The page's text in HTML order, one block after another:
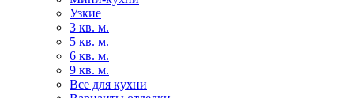
Узкие
3 кв. м.
5 кв. м.
6 кв. м.
9 кв. м.
Все для кухни